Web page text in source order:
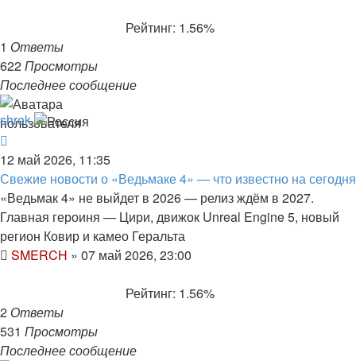
Рейтинг: 1.56%
1 Ответы
622Просмотры
Последнее сообщение
shrek
12 май 2026, 11:35
Свежие новости о «Ведьмаке 4» — что известно на сегодня
«Ведьмак 4» не выйдет в 2026 — релиз ждём в 2027.
Главная героиня — Цири, движок Unreal Engine 5, новый
регион Ковир и камео Геральта
SMERCH » 07 май 2026, 23:00
Рейтинг: 1.56%
2 Ответы
531 Просмотры
Последнее сообщение